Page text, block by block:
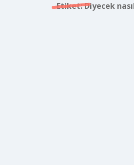
Etiket:Diyecek